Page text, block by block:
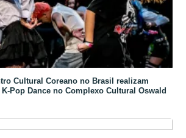
Cultural Coreano no Brasil realizam
Pop Dance no Complexo Cultural Oswald